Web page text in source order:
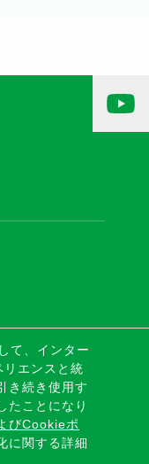
ELECTRIC
RIGHTS
ップ|
て、インター
リエンスと統
き続き使用す
たことになり
びCookieポ
に関する詳細